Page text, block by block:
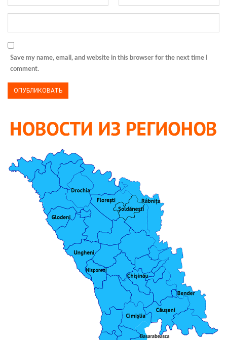
Save my name, email, and website in this browser for the next time I
comment.